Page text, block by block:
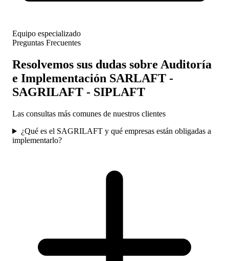
Equipo especializado
Preguntas Frecuentes
Resolvemos sus dudas sobre Auditoría
e Implementación SARLAFT -
SAGRILAFT - SIPLAFT
Las consultas más comunes de nuestros clientes
¿Qué es el SAGRILAFT y qué empresas están obligadas a
implementarlo?